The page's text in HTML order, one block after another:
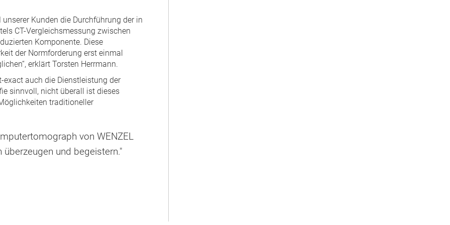
Kunden die Durchführung der in
CT-Vergleichsmessung zwischen
Komponente. Diese
der Normforderung erst einmal
erklärt Torsten Herrmann.
exact auch die Dienstleistung der
sinnvoll, nicht überall ist dieses
traditioneller
von WENZEL
und begeistern."